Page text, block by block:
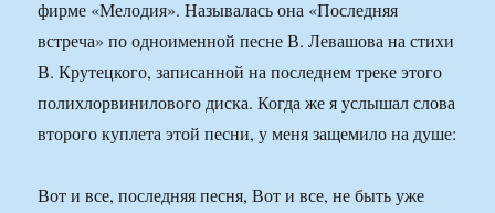
фирме «Мелодия». Называлась она «Последняя
встреча» по одноименной песне В. Левашова на стихи
В. Крутецкого, записанной на последнем треке этого
полихлорвинилового диска. Когда же я услышал слова
второго куплета этой песни, у меня защемило на душе:
Вот и все, последняя песня, Вот и все, не быть уже